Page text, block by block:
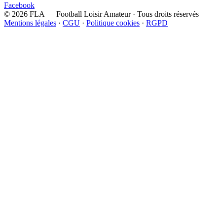
Facebook
© 2026 FLA — Football Loisir Amateur · Tous droits réservés
Mentions légales · CGU · Politique cookies · RGPD